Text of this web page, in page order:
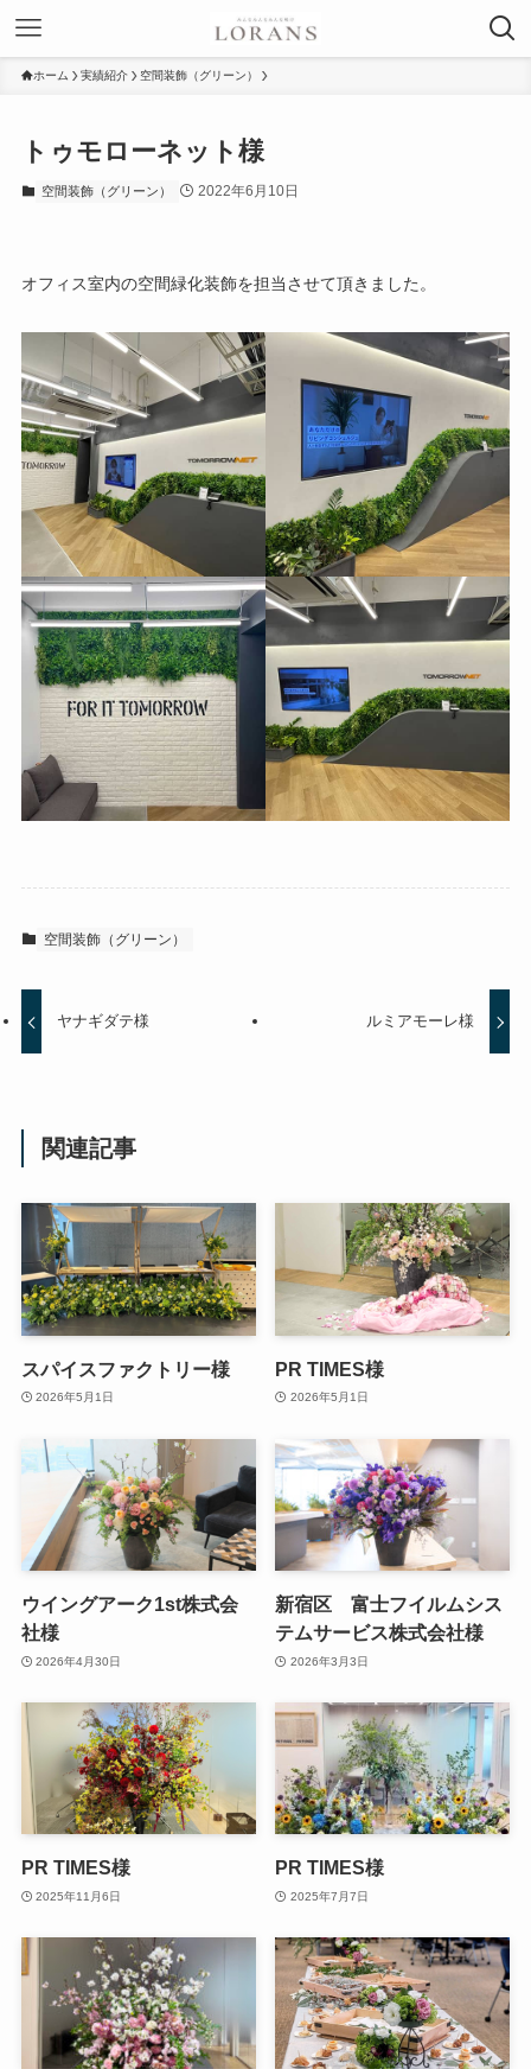
ホーム 実績紹介 空間装飾（グリーン）
トゥモローネット様
空間装飾（グリーン） 2022年6月10日
オフィス室内の空間緑化装飾を担当させて頂きました。
空間装飾（グリーン）
ヤナギダテ様 ルミアモーレ様
関連記事
スパイスファクトリー様
2026年5月1日
PR TIMES様
2026年5月1日
ウイングアーク1st株式会
社様
2026年4月30日
新宿区 富士フイルムシス
テムサービス株式会社様
2026年3月3日
PR TIMES様
2025年11月6日
PR TIMES様
2025年7月7日